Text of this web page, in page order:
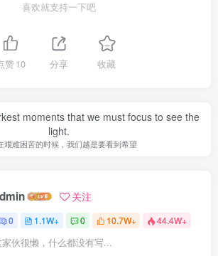
喜欢就支持一下吧
赞10 分享 收藏
moments that we must focus to see the
light.
艰难困苦的时候，我们越是要看到希望
关注
0 1.1W+ 0 10.7W+ 44.4W+
家伙很懒，什么都没有写...